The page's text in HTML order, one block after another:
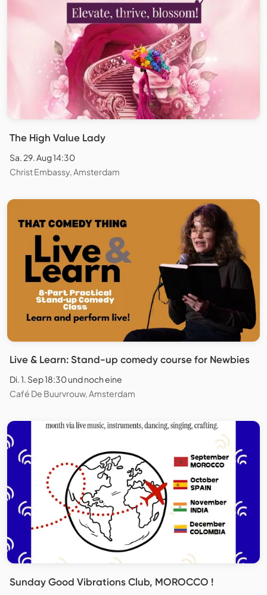
The High Value Lady
Sa. 29. Aug 14:30
Christ Embassy, Amsterdam
Live & Learn: Stand-up comedy course for Newbies
Di. 1. Sep 18:30 und noch eine
Café De Buurvrouw, Amsterdam
Sunday Good Vibrations Club, MOROCCO !